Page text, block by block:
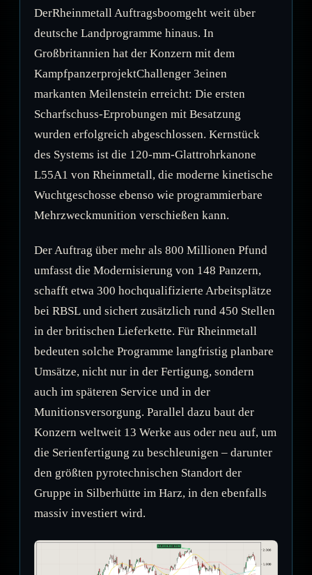
DerRheinmetall Auftragsboomgeht weit über
deutsche Landprogramme hinaus. In
Großbritannien hat der Konzern mit dem
KampfpanzerprojektChallenger 3einen
markanten Meilenstein erreicht: Die ersten
Scharfschuss-Erprobungen mit Besatzung
wurden erfolgreich abgeschlossen. Kernstück
des Systems ist die 120-mm-Glattrohrkanone
L55A1 von Rheinmetall, die moderne kinetische
Wuchtgeschosse ebenso wie programmierbare
Mehrzweckmunition verschießen kann.
Der Auftrag über mehr als 800 Millionen Pfund
umfasst die Modernisierung von 148 Panzern,
schafft etwa 300 hochqualifizierte Arbeitsplätze
bei RBSL und sichert zusätzlich rund 450 Stellen
in der britischen Lieferkette. Für Rheinmetall
bedeuten solche Programme langfristig planbare
Umsätze, nicht nur in der Fertigung, sondern
auch im späteren Service und in der
Munitionsversorgung. Parallel dazu baut der
Konzern weltweit 13 Werke aus oder neu auf, um
die Serienfertigung zu beschleunigen – darunter
den größten pyrotechnischen Standort der
Gruppe in Silberhütte im Harz, in den ebenfalls
massiv investiert wird.